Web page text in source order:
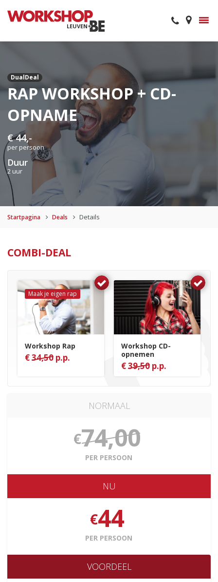
LEUVEN
DualDeal
RAP WORKSHOP + CD-
OPNAME
€ 44,-
per persoon
Duur
2 uur
Startpagina Deals Details
COMBI-DEAL
Maak je eigen rap
Workshop Rap
€34,50 p.p.
Workshop CD-
opnemen
€39,50 p.p.
NORMAAL
€74,00
PER PERSOON
NU
€44
PER PERSOON
VOORDEEL